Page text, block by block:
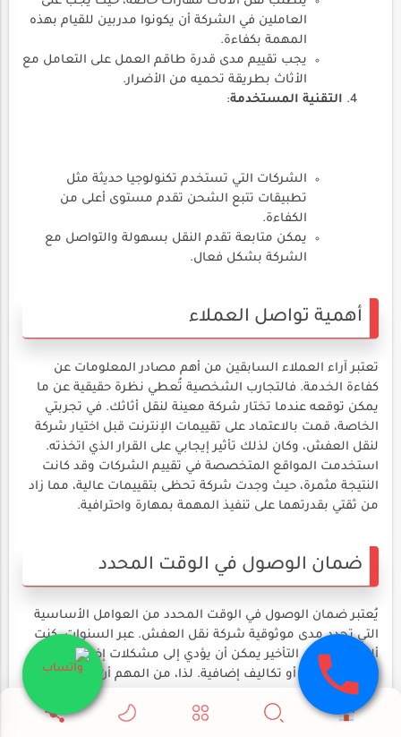
العاملين في الشركة أن يكونوا مدربين للقيام بهذه
المهمة بكفاءة.
يجب تقييم مدى قدرة طاقم العمل على التعامل مع
الأثاث بطريقة تحميه من الأضرار.
التقنية المستخدمة:
الشركات التي تستخدم تكنولوجيا حديثة مثل
تطبيقات تتبع الشحن تقدم مستوى أعلى من
الكفاءة.
يمكن متابعة تقدم النقل بسهولة والتواصل مع
الشركة بشكل فعال.
أهمية تواصل العملاء
تعتبر آراء العملاء السابقين من أهم مصادر المعلومات عن
كفاءة الخدمة. فالتجارب الشخصية تُعطي نظرة حقيقية عن ما
يمكن توقعه عندما تختار شركة معينة لنقل أثاثك. في تجربتي
الخاصة، قمت بالاعتماد على تقييمات الإنترنت قبل اختيار شركة
لنقل العفش، وكان لذلك تأثير إيجابي على القرار الذي اتخذته.
استخدمت المواقع المتخصصة في تقييم الشركات وقد كانت
النتيجة مثمرة، حيث وجدت شركة تحظى بتقييمات عالية، مما زاد
من ثقتي بقدرتهما على تنفيذ المهمة بمهارة واحترافية.
ضمان الوصول في الوقت المحدد
يُعتبر ضمان الوصول في الوقت المحدد من العوامل الأساسية
التي تحدد مدى موثوقية شركة نقل العفش. عبر السنوات، كنت
ألاحظ كيف أن التأخير يمكن أن يؤدي إلى مشكلات إضافية، مثل
إلغاء المواعيد أو تكاليف إضافية. لذا، من المهم أن نتناول جوانب
هذا الضمان بمزيد من التفصيل.